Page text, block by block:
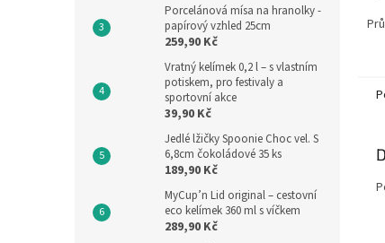
Porcelánová mísa na hranolky -
papírový vzhled 25cm
259,90 Kč
Vratný kelímek 0,2 l – s vlastním
potiskem, pro festivaly a
sportovní akce
39,90 Kč
Jedlé lžičky Spoonie Choc vel. S
6,8cm čokoládové 35 ks
189,90 Kč
MyCup’n Lid original – cestovní
eco kelímek 360 ml s víčkem
289,90 Kč